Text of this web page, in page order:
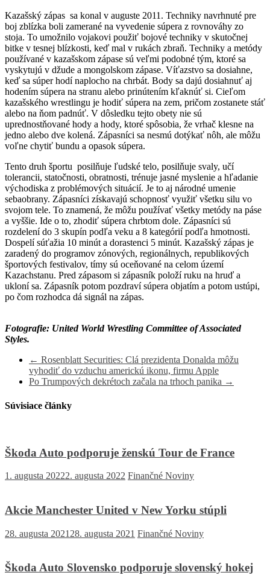
Kazašský zápas sa konal v auguste 2011. Techniky navrhnuté pre
boj zblízka boli zamerané na vyvedenie súpera z rovnováhy zo
stoja. To umožnilo vojakovi použiť bojové techniky v skutočnej
bitke v tesnej blízkosti, keď mal v rukách zbraň. Techniky a metódy
používané v kazašskom zápase sú veľmi podobné tým, ktoré sa
vyskytujú v džude a mongolskom zápase. Víťazstvo sa dosiahne,
keď sa súper hodí naplocho na chrbát. Body sa dajú dosiahnuť aj
hodením súpera na stranu alebo prinútením kľaknúť si. Cieľom
kazašského wrestlingu je hodiť súpera na zem, pričom zostanete stáť
alebo na ňom padnúť. V dôsledku tejto obety nie sú
uprednostňované hody a hody, ktoré spôsobia, že vrhač klesne na
jedno alebo dve kolená. Zápasníci sa nesmú dotýkať nôh, ale môžu
voľne chytiť bundu a opasok súpera.
Tento druh športu posilňuje ľudské telo, posilňuje svaly, učí
tolerancii, statočnosti, obratnosti, trénuje jasné myslenie a hľadanie
východiska z problémových situácií. Je to aj národné umenie
sebaobrany. Zápasníci získavajú schopnosť využiť všetku silu vo
svojom tele. To znamená, že môžu používať všetky metódy na páse
a vyššie. Ide o to, zhodiť súpera chrbtom dole. Zápasníci sú
rozdelení do 3 skupín podľa veku a 8 kategórií podľa hmotnosti.
Dospelí súťažia 10 minút a dorastenci 5 minút. Kazašský zápas je
zaradený do programov zónových, regionálnych, republikových
športových festivalov, tímy sú oceňované na celom území
Kazachstanu. Pred zápasom si zápasník položí ruku na hruď a
ukloní sa. Zápasník potom pozdraví súpera objatím a potom ustúpi,
po čom rozhodca dá signál na zápas.
Fotografie: United World Wrestling Committee of Associated
Styles.
← Rosenblatt Securities: Clá prezidenta Donalda môžu
vyhodiť do vzduchu americkú ikonu, firmu Apple
Po Trumpových dekrétoch začala na trhoch panika →
Súvisiace články
Škoda Auto podporuje ženskú Tour de France
1. augusta 20222. augusta 2022 Finančné Noviny
Akcie Manchester United v New Yorku stúpli
28. augusta 2021 28. augusta 2021 Finančné Noviny
Škoda Auto Slovensko podporuje slovenský hokej